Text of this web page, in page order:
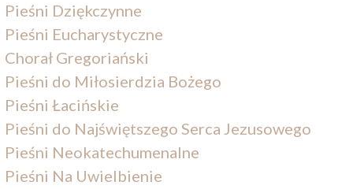
Pieśni Dziękczynne
Pieśni Eucharystyczne
Chorał Gregoriański
Pieśni do Miłosierdzia Bożego
Pieśni Łacińskie
Pieśni do Najświętszego Serca Jezusowego
Pieśni Neokatechumenalne
Pieśni Na Uwielbienie